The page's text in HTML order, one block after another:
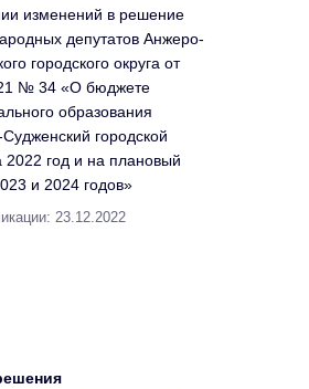
изменений в решение
депутатов Анжеро-
городского округа от
№ 34 «О бюджете
образования
городской
2022 год и на плановый
и 2024 годов»
23.12.2022